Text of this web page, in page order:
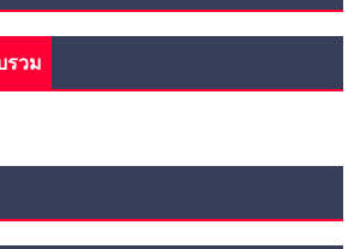
รวม